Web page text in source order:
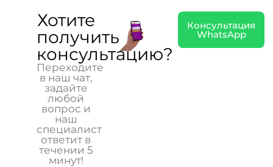
Хотите
получить
консультацию?
Переходите
в наш чат,
задайте
любой
вопрос и
наш
специалист
ответит в
течении 5
минут!
Консультация
WhatsApp